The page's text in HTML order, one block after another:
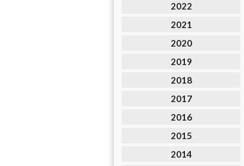
2022
2021
2020
2019
2018
2017
2016
2015
2014